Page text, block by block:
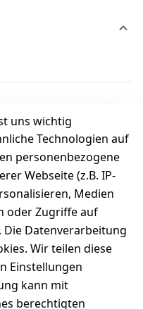
0
( 0 )
( 0 )
uns wichtig
Technologien auf
personenbezogene
Webseite (z.B. IP-
Medien
oder Zugriffe auf
Die Datenverarbeitung
Wir teilen diese
Einstellungen
kann mit
berechtigten